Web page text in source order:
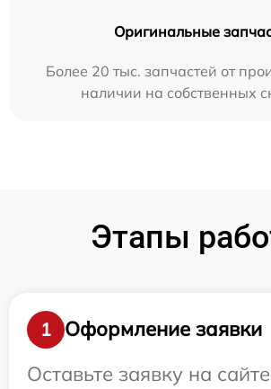
Оригинальные
Более 20 тыс. запчастей от
наличии на собственных
Этапы
1
Оформление заявки
Оставьте заявку на сайте